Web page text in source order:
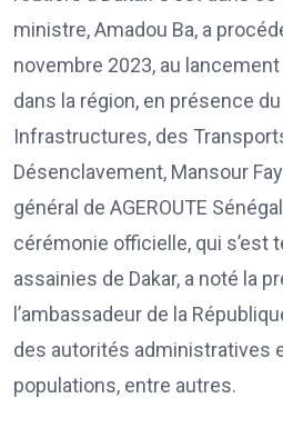
ministre, Amadou Ba, a
novembre 2023, au
dans la région, en présence
Infrastructures, des
Désenclavement, Mansour
général de AGEROUTE
cérémonie officielle, qui s’est
assainies de Dakar, a noté la
l’ambassadeur de la
des autorités administratives
populations, entre autres.